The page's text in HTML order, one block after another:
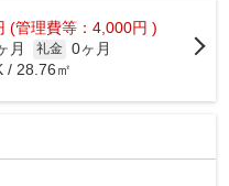
(管理費等：4,000円 )
月 礼金 0ヶ月
/ 28.76㎡